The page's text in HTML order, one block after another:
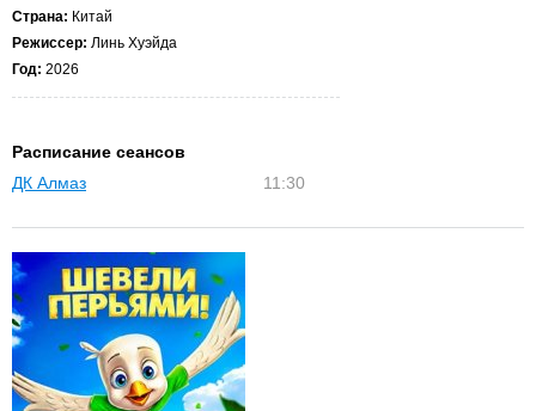
Страна: Китай
Режиссер: Линь Хуэйда
Год: 2026
Расписание сеансов
ДК Алмаз
11:30